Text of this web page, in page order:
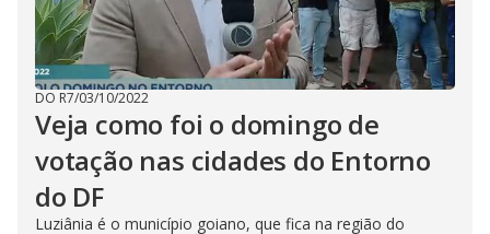
DO R7/03/10/2022
Veja como foi o domingo de
votação nas cidades do Entorno
do DF
Luziânia é o município goiano, que fica na região do